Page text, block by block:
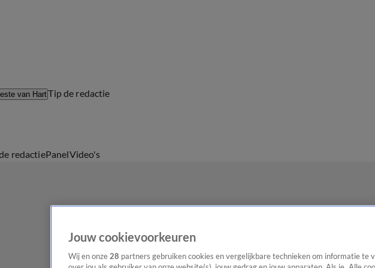
van HartTip de redactie
redactiePanelVideo's
Jouw cookievoorkeuren
Wij en onze 28 partners gebruiken cookies en vergelijkbare technieken om informatie te